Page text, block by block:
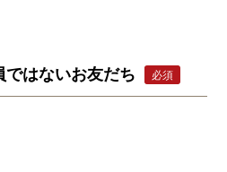
はないお友だち 必須